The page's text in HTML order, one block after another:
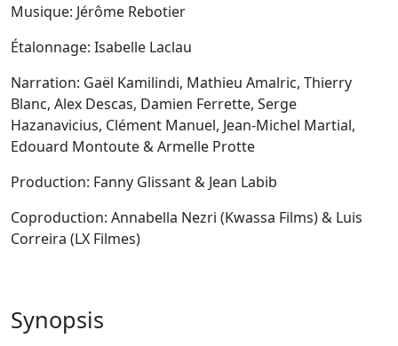
Musique: Jérôme Rebotier
Étalonnage: Isabelle Laclau
Narration: Gaël Kamilindi, Mathieu Amalric, Thierry
Blanc, Alex Descas, Damien Ferrette, Serge
Hazanavicius, Clément Manuel, Jean-Michel Martial,
Edouard Montoute & Armelle Protte
Production: Fanny Glissant & Jean Labib
Coproduction: Annabella Nezri (Kwassa Films) & Luis
Correira (LX Filmes)
Synopsis